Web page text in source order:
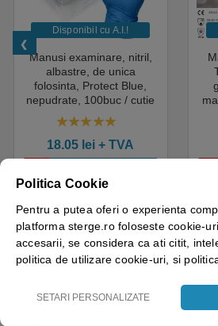
Disponibil cu A.I.​!
Manusi examinare, nitril,
albastre, de unica
folosinta, Protect Blue,
nepudrate, 100buc / cutie
pentru medical, HoReCa,
saloane si domeniul
industrial, calitate premium
18.05 lei + TVA
Brand Coverguard –
Politica Cookie
Pentru a putea oferi o experienta
platforma sterge.ro foloseste cookie-
accesarii, se considera ca ati citit,
politica de utilizare cookie-uri, si
SETARI PERSONALIZATE